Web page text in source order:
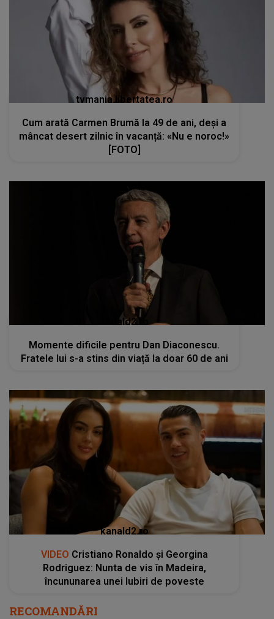
tvmania.libertatea.ro
Cum arată Carmen Brumă la 49 de ani, deși a
mâncat desert zilnic în vacanță: «Nu e noroc!»
[FOTO]
kanald2.ro
Momente dificile pentru Dan Diaconescu.
Fratele lui s-a stins din viață la doar 60 de ani
kanald2.ro
VIDEO Cristiano Ronaldo și Georgina
Rodriguez: Nunta de vis în Madeira,
încununarea unei Iubiri de poveste
RECOMANDĂRI